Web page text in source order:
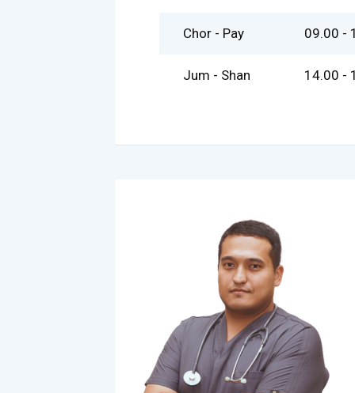
Chor - Pay 09.00 -
Jum - Shan 14.00 -